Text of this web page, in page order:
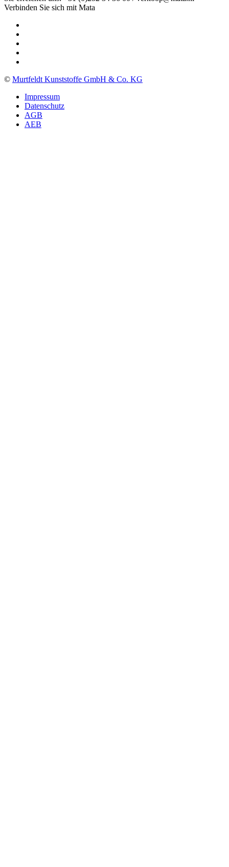
Verbinden Sie sich mit Mata
© Murtfeldt Kunststoffe GmbH & Co. KG
Impressum
Datenschutz
AGB
AEB